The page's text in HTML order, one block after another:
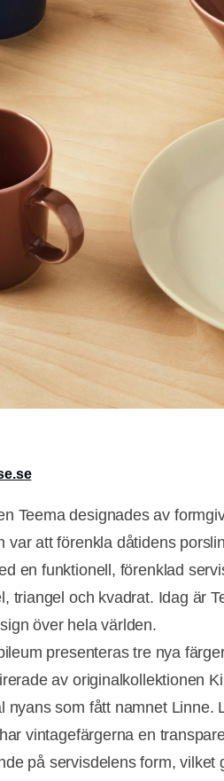
Teema designades av
var att förenkla dåtidens
en funktionell, förenklad
triangel och kvadrat. Idag är
över hela världen.
presenteras tre nya
av originalkollektionen
nyans som fått namnet Linne.
vintagefärgerna en
på servisdelens form, vilket